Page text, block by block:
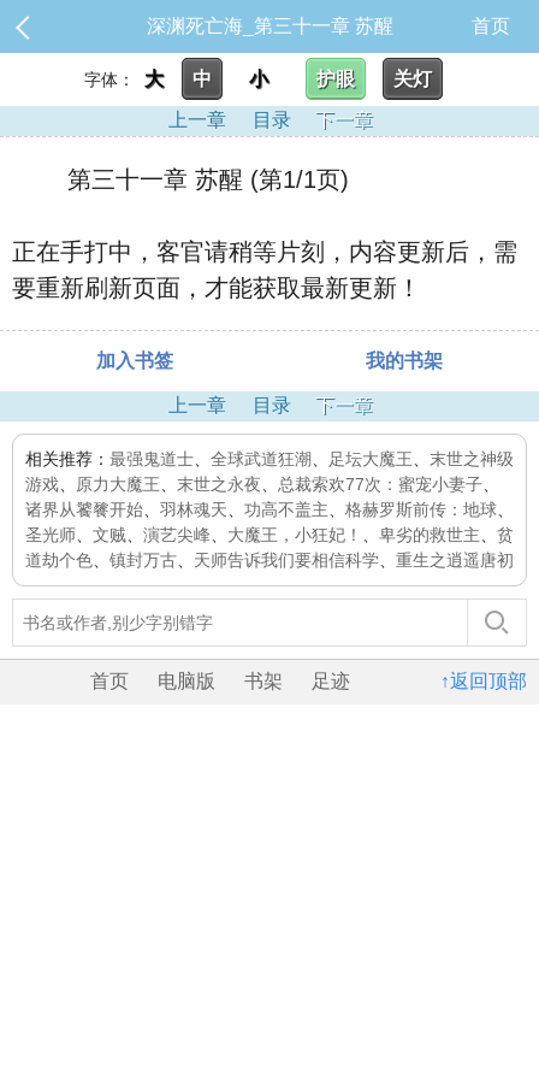
深渊死亡海_第三十一章 苏醒 首页
字体： 大 中 小 护眼
关灯
上一章
目录 下一章
第三十一章 苏醒 (第1/1页)
正在手打中，客官请稍等片刻，内容更新后，需
要重新刷新页面，才能获取最新更新！
加入书签 我的书架
上一章 目录 下一章
相关推荐： 最强鬼道士 全球武道狂潮 足坛大魔王
末世之神级
游戏
原力大魔王 末世之永夜 总裁索欢77次：蜜宠小妻子
诸界从饕餮开始
羽林魂天 功高不盖主 格赫罗斯前传：地球
圣光师
文贼 演艺尖峰 大魔王，小狂妃！ 卑劣的救世主
贫
道劫个色
镇封万古 天师告诉我们要相信科学 重生之逍遥唐初
↑返回顶部
首页 电脑版 书架 足迹